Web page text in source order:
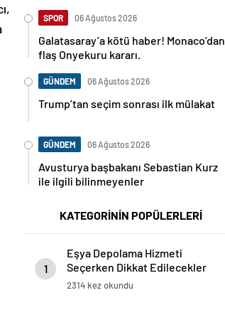
SPOR 06 Ağustos 2026
Galatasaray’a kötü haber! Monaco’dan
flaş Onyekuru kararı.
GÜNDEM 06 Ağustos 2026
Trump’tan seçim sonrası ilk mülakat
GÜNDEM 06 Ağustos 2026
Avusturya başbakanı Sebastian Kurz
ile ilgili bilinmeyenler
KATEGORİNİN POPÜLERLERİ
1
Eşya Depolama Hizmeti
Seçerken Dikkat Edilecekler
2314 kez okundu